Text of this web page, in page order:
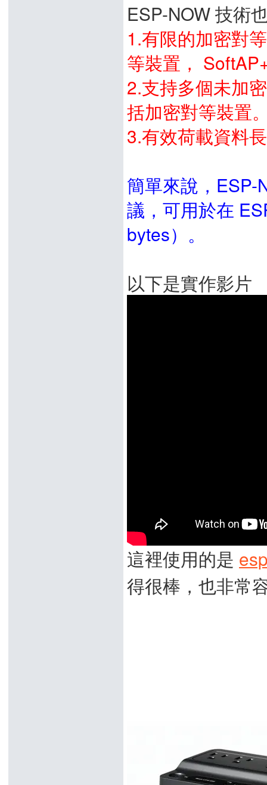
ESP-NOW 技術
1.有限的加密對
等裝置，
2.支持多個未加
括加密對等裝置
3.有效荷載資料
簡單來說，ESP-
議，可用於在
bytes）。
以下是實作影片
這裡使用的是
得很棒，也非常